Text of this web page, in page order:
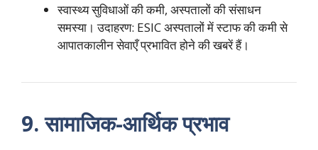
स्वास्थ्य सुविधाओं की कमी, अस्पतालों की संसाधन
समस्या। उदाहरण: ESIC अस्पतालों में स्टाफ की कमी से
आपातकालीन सेवाएँ प्रभावित होने की खबरें हैं।
9. सामाजिक-आर्थिक प्रभाव